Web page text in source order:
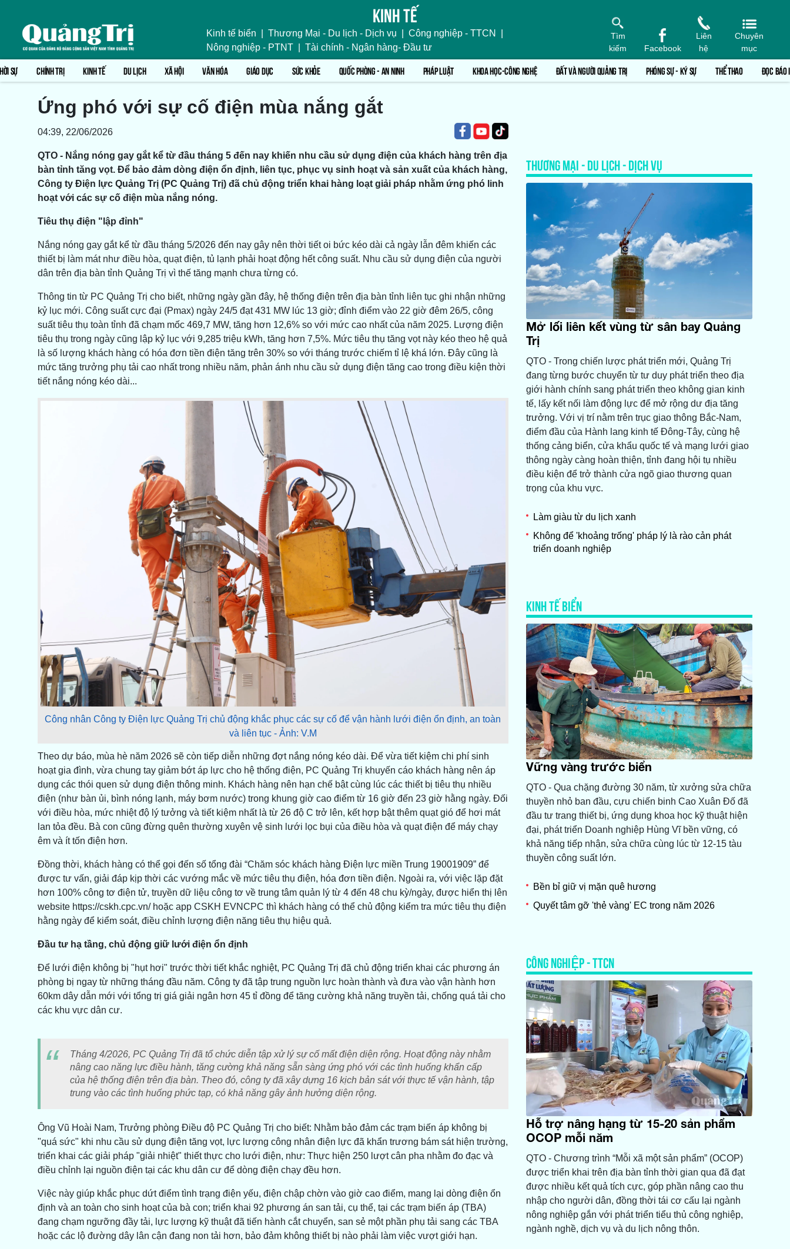
Kinh tế
Kinh tế biển Thương Mại - Du lịch - Dịch vụ Công nghiệp - TTCN
Nông nghiệp - PTNT
Tài chính - Ngân hàng- Đầu tư
Tìm
kiếm
Facebook
Liên
hệ
Chuyên
mục
SỰ CHÍNH TRỊ KINH TẾ DU LỊCH XÃ HỘI VĂN HÓA GIÁO DỤC SỨC KHỎE QUỐC PHÒNG - AN NINH PHÁP LUẬT KHOA HỌC-CÔNG NGHỆ ĐẤT VÀ NGƯỜI QUẢNG TRỊ PHÓNG SỰ - KÝ SỰ THỂ THAO ĐỌC BÁO
Ứng phó với sự cố điện mùa nắng gắt
04:39, 22/06/2026
QTO - Nắng nóng gay gắt kể từ đầu tháng 5 đến nay khiến nhu cầu sử dụng điện của khách hàng trên địa
bàn tỉnh tăng vọt. Để bảo đảm dòng điện ổn định, liên tục, phục vụ sinh hoạt và sản xuất của khách hàng,
Công ty Điện lực Quảng Trị (PC Quảng Trị) đã chủ động triển khai hàng loạt giải pháp nhằm ứng phó linh
hoạt với các sự cố điện mùa nắng nóng.
Tiêu thụ điện "lập đỉnh"
Nắng nóng gay gắt kể từ đầu tháng 5/2026 đến nay gây nên thời tiết oi bức kéo dài cả ngày lẫn đêm khiến các
thiết bị làm mát như điều hòa, quạt điện, tủ lạnh phải hoạt động hết công suất. Nhu cầu sử dụng điện của người
dân trên địa bàn tỉnh Quảng Trị vì thế tăng mạnh chưa từng có.
Thông tin từ PC Quảng Trị cho biết, những ngày gần đây, hệ thống điện trên địa bàn tỉnh liên tục ghi nhận những
kỷ lục mới. Công suất cực đại (Pmax) ngày 24/5 đạt 431 MW lúc 13 giờ; đỉnh điểm vào 22 giờ đêm 26/5, công
suất tiêu thụ toàn tỉnh đã chạm mốc 469,7 MW, tăng hơn 12,6% so với mức cao nhất của năm 2025. Lượng điện
tiêu thụ trong ngày cũng lập kỷ lục với 9,285 triệu kWh, tăng hơn 7,5%. Mức tiêu thụ tăng vọt này kéo theo hệ quả
là số lượng khách hàng có hóa đơn tiền điện tăng trên 30% so với tháng trước chiếm tỉ lệ khá lớn. Đây cũng là
mức tăng trưởng phụ tải cao nhất trong nhiều năm, phản ánh nhu cầu sử dụng điện tăng cao trong điều kiện thời
tiết nắng nóng kéo dài...
Công nhân Công ty Điện lực Quảng Trị chủ động khắc phục các sự cố để vận hành lưới điện ổn định, an toàn
và liên tục - Ảnh: V.M
Theo dự báo, mùa hè năm 2026 sẽ còn tiếp diễn những đợt nắng nóng kéo dài. Để vừa tiết kiệm chi phí sinh
hoạt gia đình, vừa chung tay giảm bớt áp lực cho hệ thống điện, PC Quảng Trị khuyến cáo khách hàng nên áp
dụng các thói quen sử dụng điện thông minh. Khách hàng nên hạn chế bật cùng lúc các thiết bị tiêu thụ nhiều
điện (như bàn ủi, bình nóng lạnh, máy bơm nước) trong khung giờ cao điểm từ 16 giờ đến 23 giờ hằng ngày. Đối
với điều hòa, mức nhiệt độ lý tưởng và tiết kiệm nhất là từ 26 độ C trở lên, kết hợp bật thêm quạt gió để hơi mát
lan tỏa đều. Bà con cũng đừng quên thường xuyên vệ sinh lưới lọc bụi của điều hòa và quạt điện để máy chạy
êm và ít tốn điện hơn.
Đồng thời, khách hàng có thể gọi đến số tổng đài “Chăm sóc khách hàng Điện lực miền Trung 19001909” để
được tư vấn, giải đáp kịp thời các vướng mắc về mức tiêu thụ điện, hóa đơn tiền điện. Ngoài ra, với việc lặp đặt
hơn 100% công tơ điện tử, truyền dữ liệu công tơ về trung tâm quản lý từ 4 đến 48 chu kỳ/ngày, được hiển thị lên
website https://cskh.cpc.vn/ hoặc app CSKH EVNCPC thì khách hàng có thể chủ động kiểm tra mức tiêu thụ điện
hằng ngày để kiểm soát, điều chỉnh lượng điện năng tiêu thụ hiệu quả.
Đầu tư hạ tầng, chủ động giữ lưới điện ổn định
Để lưới điện không bị "hụt hơi" trước thời tiết khắc nghiệt, PC Quảng Trị đã chủ động triển khai các phương án
phòng bị ngay từ những tháng đầu năm. Công ty đã tập trung nguồn lực hoàn thành và đưa vào vận hành hơn
60km dây dẫn mới với tổng trị giá giải ngân hơn 45 tỉ đồng để tăng cường khả năng truyền tải, chống quá tải cho
các khu vực dân cư.
Tháng 4/2026, PC Quảng Trị đã tổ chức diễn tập xử lý sự cố mất điện diện rộng. Hoạt động này nhằm
nâng cao năng lực điều hành, tăng cường khả năng sẵn sàng ứng phó với các tình huống khẩn cấp
của hệ thống điện trên địa bàn. Theo đó, công ty đã xây dựng 16 kịch bản sát với thực tế vận hành, tập
trung vào các tình huống phức tạp, có khả năng gây ảnh hưởng diện rộng.
Ông Vũ Hoài Nam, Trưởng phòng Điều độ PC Quảng Trị cho biết: Nhằm bảo đảm các trạm biến áp không bị
"quá sức" khi nhu cầu sử dụng điện tăng vọt, lực lượng công nhân điện lực đã khẩn trương bám sát hiện trường,
triển khai các giải pháp "giải nhiệt" thiết thực cho lưới điện, như: Thực hiện 250 lượt cân pha nhằm đo đạc và
điều chỉnh lại nguồn điện tại các khu dân cư để dòng điện chạy đều hơn.
Việc này giúp khắc phục dứt điểm tình trạng điện yếu, điện chập chờn vào giờ cao điểm, mang lại dòng điện ổn
định và an toàn cho sinh hoạt của bà con; triển khai 92 phương án san tải, cụ thể, tại các trạm biến áp (TBA)
đang chạm ngưỡng đầy tải, lực lượng kỹ thuật đã tiến hành cắt chuyển, san sẻ một phần phụ tải sang các TBA
hoặc các lộ đường dây lân cận đang non tải hơn, bảo đảm không thiết bị nào phải làm việc vượt giới hạn.
THƯƠNG MẠI - DU LỊCH - DỊCH VỤ
Mở lối liên kết vùng từ sân bay Quảng
Trị
QTO - Trong chiến lược phát triển mới, Quảng Trị
đang từng bước chuyển từ tư duy phát triển theo địa
giới hành chính sang phát triển theo không gian kinh
tế, lấy kết nối làm động lực để mở rộng dư địa tăng
trưởng. Với vị trí nằm trên trục giao thông Bắc-Nam,
điểm đầu của Hành lang kinh tế Đông-Tây, cùng hệ
thống cảng biển, cửa khẩu quốc tế và mạng lưới giao
thông ngày càng hoàn thiện, tỉnh đang hội tụ nhiều
điều kiện để trở thành cửa ngõ giao thương quan
trọng của khu vực.
Làm giàu từ du lịch xanh
Không để 'khoảng trống' pháp lý là rào cản phát
triển doanh nghiệp
KINH TẾ BIỂN
Vững vàng trước biển
QTO - Qua chặng đường 30 năm, từ xưởng sửa chữa
thuyền nhỏ ban đầu, cựu chiến binh Cao Xuân Đố đã
đầu tư trang thiết bị, ứng dụng khoa học kỹ thuật hiện
đại, phát triển Doanh nghiệp Hùng Vĩ bền vững, có
khả năng tiếp nhận, sửa chữa cùng lúc từ 12-15 tàu
thuyền công suất lớn.
Bền bỉ giữ vị mặn quê hương
Quyết tâm gỡ 'thẻ vàng' EC trong năm 2026
CÔNG NGHIỆP - TTCN
Hỗ trợ nâng hạng từ 15-20 sản phẩm
OCOP mỗi năm
QTO - Chương trình “Mỗi xã một sản phẩm” (OCOP)
được triển khai trên địa bàn tỉnh thời gian qua đã đạt
được nhiều kết quả tích cực, góp phần nâng cao thu
nhập cho người dân, đồng thời tái cơ cấu lại ngành
nông nghiệp gắn với phát triển tiểu thủ công nghiệp,
ngành nghề, dịch vụ và du lịch nông thôn.